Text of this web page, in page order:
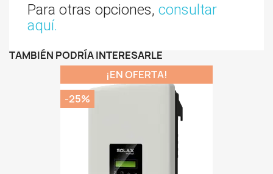
Para otras opciones, consultar
aquí.
TAMBIÉN PODRÍA INTERESARLE
¡EN OFERTA!
-25%